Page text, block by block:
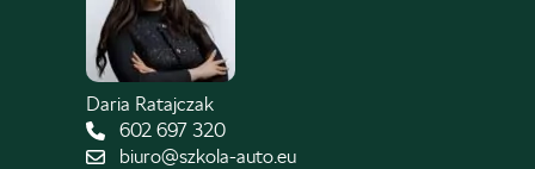
Daria Ratajczak
602 697 320
biuro@szkola-auto.eu